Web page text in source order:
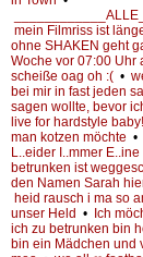
mein Filmriss ist
ohne SHAKEN geht
Woche vor 07:00 Uhr
scheiße oag oh :( •
bei mir in fast jeden
sagen wollte, bevor
live for hardstyle
man kotzen möchte •
L..eider I..mmer
betrunken ist
den Namen Sarah
heid rausch i ma so
unser Held • Ich
ich zu betrunken bin
bin ein Mädchen und